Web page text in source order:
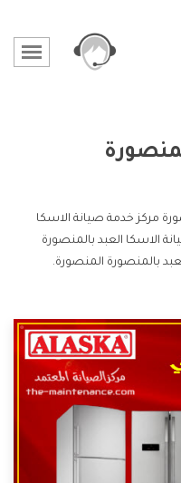
مركز خدمة صيانة الاسكا
الاسكا العبد بالمنصورة
بالمنصورة المنصورة.